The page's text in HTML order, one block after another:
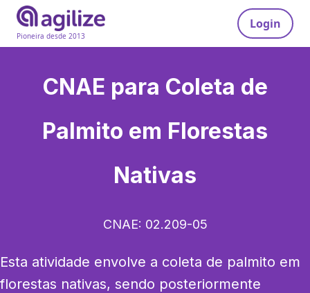
Pioneira desde 2013
Login
CNAE para Coleta de
Palmito em Florestas
Nativas
CNAE: 02.209-05
Esta atividade envolve a coleta de palmito em
florestas nativas, sendo posteriormente